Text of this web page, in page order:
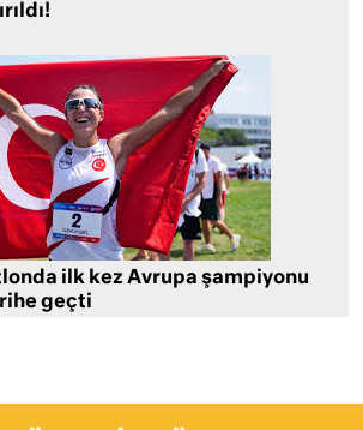
ilk kez Avrupa şampiyonu
geçti